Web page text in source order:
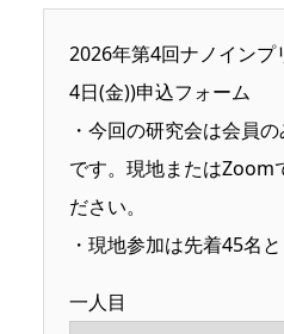
2026年第4回ナノインプ
4日(金))申込フォーム
・今回の研究会は会員
です。現地またはZoom
ださい。
・現地参加は先着45名
一人目